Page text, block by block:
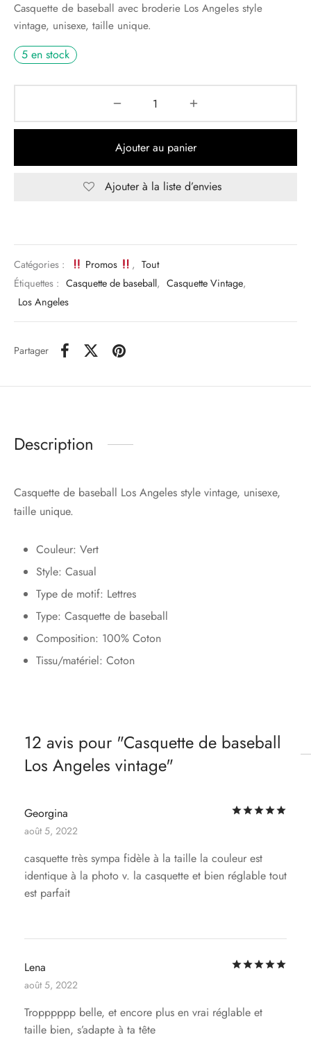
était :
22,99 €.
est :
15,99 €.
Casquette de baseball avec broderie Los Angeles style
vintage, unisexe, taille unique.
5 en stock
Ajouter au panier
Ajouter à la liste d’envies
Catégories : Promos , Tout
Étiquettes : Casquette de baseball, Casquette Vintage,
Los Angeles
Partager
Description
Casquette de baseball Los Angeles style vintage, unisexe,
taille unique.
Couleur: Vert
Style: Casual
Type de motif: Lettres
Type: Casquette de baseball
Composition: 100% Coton
Tissu/matériel: Coton
12 avis pour Casquette de baseball
Los Angeles vintage
Georgina
août 5, 2022
casquette très sympa fidèle à la taille la couleur est
identique à la photo v. la casquette et bien réglable tout
est parfait
Lena
août 5, 2022
Tropppppp belle, et encore plus en vrai réglable et
taille bien, s’adapte à ta tête